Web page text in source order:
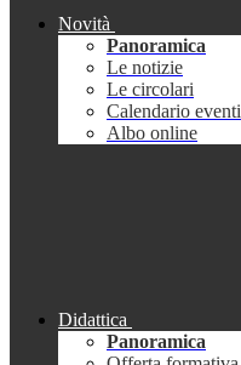
Novità
Panoramica
Le notizie
Le circolari
Calendario eventi
Albo online
Didattica
Panoramica